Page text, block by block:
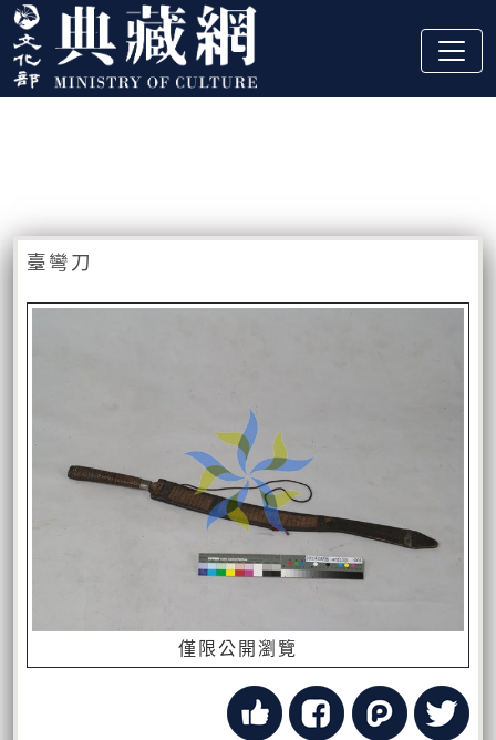
跳到主要內容
:::
臺彎刀
僅限公開瀏覽